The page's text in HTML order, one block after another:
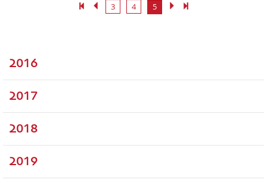
3 4 5
2016
2017
2018
2019